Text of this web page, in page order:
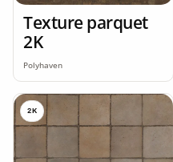
Texture parquet
2K
Polyhaven
2K